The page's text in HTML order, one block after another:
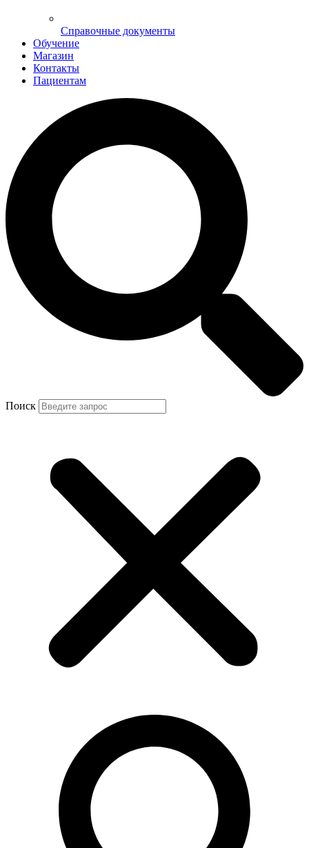
Справочные документы
Обучение
Магазин
Контакты
Пациентам
Поиск